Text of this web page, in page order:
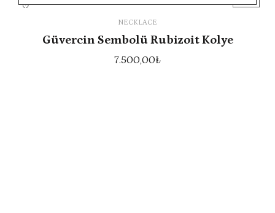
NECKLACE
Güvercin Sembolü Rubizoit Kolye
7.500,00₺